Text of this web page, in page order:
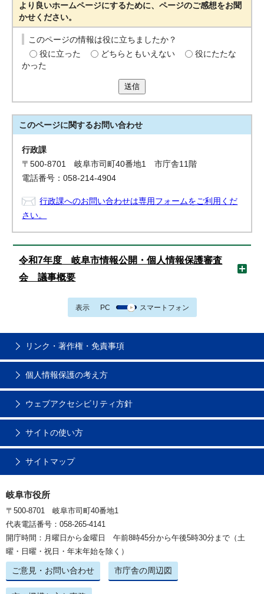
より良いホームページにするために、ページのご感想をお聞
かせください。
このページの情報は役に立ちましたか？
役に立った
どちらともいえない
役にたたな
かった
送信
このページに関するお問い合わせ
行政課
〒500-8701 岐阜市司町40番地1 市庁舎11階
電話番号：058-214-4904
行政課へのお問い合わせは専用フォームをご利用くだ
さい。
令和7年度 岐阜市情報公開・個人情報保護審査
会 議事概要
表示 PC スマートフォン
リンク・著作権・免責事項
個人情報保護の考え方
ウェブアクセシビリティ方針
サイトの使い方
サイトマップ
岐阜市役所
〒500-8701 岐阜市司町40番地1
代表電話番号：058-265-4141
開庁時間：月曜日から金曜日 午前8時45分から午後5時30分まで（土
曜・日曜・祝日・年末年始を除く）
ご意見・お問い合わせ 市庁舎の周辺図